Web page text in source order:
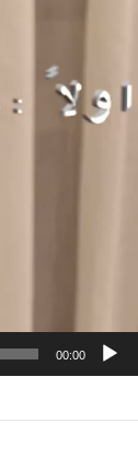
00:00